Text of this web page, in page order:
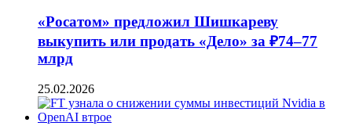
«Росатом» предложил Шишкареву
выкупить или продать «Дело» за ₽74–77
млрд
25.02.2026